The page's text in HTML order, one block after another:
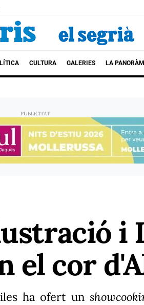
CULTURA GALERIES LA
i
el cor
ha ofert un